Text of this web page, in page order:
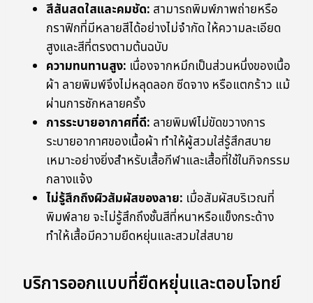
สีสันสดใสและคมชัด: สามารถพิมพ์ภาพถ่ายหรือ
กราฟิกที่มีหลายสีได้อย่างไม่จำกัด ให้ความละเอียด
สูงและสีที่ตรงตามต้นฉบับ
ความทนทานสูง: เนื่องจากหมึกเป็นส่วนหนึ่งของเนื้อ
ผ้า ลายพิมพ์จึงไม่หลุดลอก ซีดจาง หรือแตกร้าว แม้
ผ่านการซักหลายครั้ง
การระบายอากาศที่ดี: ลายพิมพ์ไม่ขัดขวางการ
ระบายอากาศของเนื้อผ้า ทำให้ผู้สวมใส่รู้สึกสบาย
เหมาะอย่างยิ่งสำหรับเสื้อกีฬาและเสื้อที่ใช้ในกิจกรรม
กลางแจ้ง
ไม่รู้สึกถึงผิวสัมผัสของลาย: เมื่อสัมผัสบริเวณที่
พิมพ์ลาย จะไม่รู้สึกถึงชั้นสีที่หนาหรือแข็งกระด้าง
ทำให้เสื้อมีความยืดหยุ่นและสวมใส่สบาย
บริการออกแบบที่ยืดหยุ่นและตอบโจทย์